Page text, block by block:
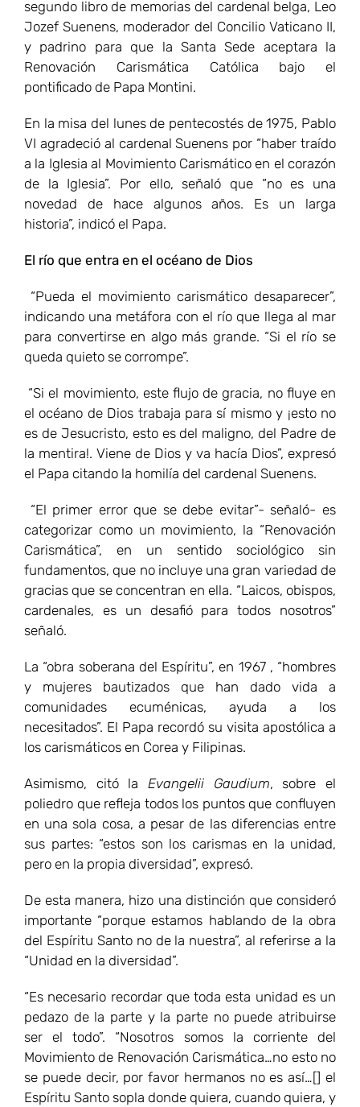
segundo libro de memorias del cardenal belga, Leo
Jozef Suenens, moderador del Concilio Vaticano II,
y padrino para que la Santa Sede aceptara la
Renovación Carismática Católica bajo el
pontificado de Papa Montini.
En la misa del lunes de pentecostés de 1975, Pablo
VI agradeció al cardenal Suenens por “haber traído
a la Iglesia al Movimiento Carismático en el corazón
de la Iglesia”. Por ello, señaló que “no es una
novedad de hace algunos años. Es un larga
historia”, indicó el Papa.
El río que entra en el océano de Dios
“Pueda el movimiento carismático desaparecer”,
indicando una metáfora con el río que llega al mar
para convertirse en algo más grande. “Si el río se
queda quieto se corrompe”.
“Si el movimiento, este flujo de gracia, no fluye en
el océano de Dios trabaja para sí mismo y ¡esto no
es de Jesucristo, esto es del maligno, del Padre de
la mentira!. Viene de Dios y va hacía Dios”, expresó
el Papa citando la homilía del cardenal Suenens.
“El primer error que se debe evitar”- señaló- es
categorizar como un movimiento, la “Renovación
Carismática”, en un sentido sociológico sin
fundamentos, que no incluye una gran variedad de
gracias que se concentran en ella. “Laicos, obispos,
cardenales, es un desafió para todos nosotros”
señaló.
La “obra soberana del Espíritu”, en 1967 , “hombres
y mujeres bautizados que han dado vida a
comunidades ecuménicas, ayuda a los
necesitados”. El Papa recordó su visita apostólica a
los carismáticos en Corea y Filipinas.
Asimismo, citó la Evangelii Gaudium, sobre el
poliedro que refleja todos los puntos que confluyen
en una sola cosa, a pesar de las diferencias entre
sus partes: “estos son los carismas en la unidad,
pero en la propia diversidad”, expresó.
De esta manera, hizo una distinción que consideró
importante “porque estamos hablando de la obra
del Espíritu Santo no de la nuestra”, al referirse a la
“Unidad en la diversidad”.
“Es necesario recordar que toda esta unidad es un
pedazo de la parte y la parte no puede atribuirse
ser el todo”. “Nosotros somos la corriente del
Movimiento de Renovación Carismática…no esto no
se puede decir, por favor hermanos no es así…[] el
Espíritu Santo sopla donde quiera, cuando quiera, y